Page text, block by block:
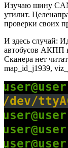
Изучаю шину
утилит.
проверки своих
И здесь случай:
автобусов АКПП
Сканера нет
map_id_j1939,